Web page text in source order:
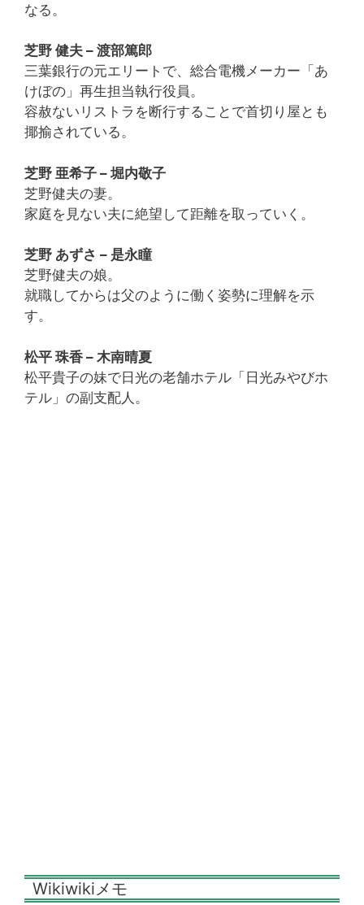
なる。
芝野 健夫 – 渡部篤郎
三葉銀行の元エリートで、総合電機メーカー「あ
けぼの」再生担当執行役員。
容赦ないリストラを断行することで首切り屋とも
揶揄されている。
芝野 亜希子 – 堀内敬子
芝野健夫の妻。
家庭を見ない夫に絶望して距離を取っていく。
芝野 あずさ – 是永瞳
芝野健夫の娘。
就職してからは父のように働く姿勢に理解を示
す。
松平 珠香 – 木南晴夏
松平貴子の妹で日光の老舗ホテル「日光みやびホ
テル」の副支配人。
Wikiwikiメモ